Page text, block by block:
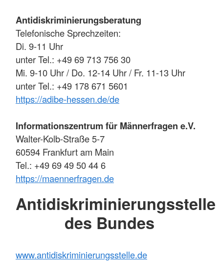
Antidiskriminierungsberatung
Telefonische Sprechzeiten:
Di. 9-11 Uhr
unter Tel.: +49 69 713 756 30
Mi. 9-10 Uhr / Do. 12-14 Uhr / Fr. 11-13 Uhr
unter Tel.: +49 178 671 5601
https://adibe-hessen.de/de
Informationszentrum für Männerfragen e.V.
Walter-Kolb-Straße 5-7
60594 Frankfurt am Main
Tel.: +49 69 49 50 44 6
https://maennerfragen.de
Antidiskriminierungsstelle
des Bundes
www.antidiskriminierungsstelle.de